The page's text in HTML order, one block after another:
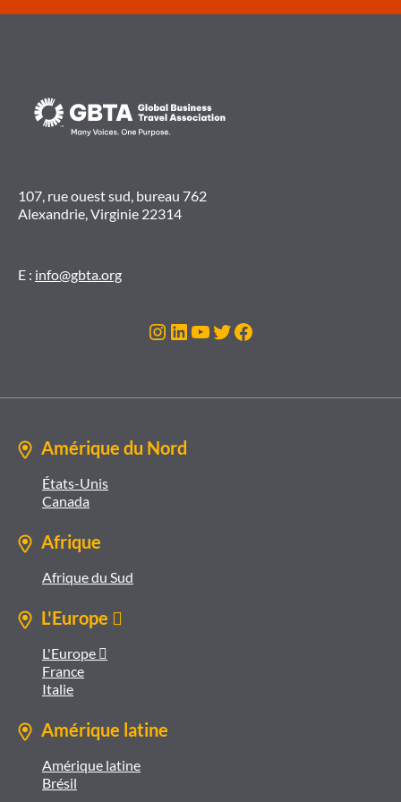
107, rue ouest sud, bureau 762
Alexandrie, Virginie 22314
E : info@gbta.org
Instagram
LinkedIn
YouTube
Twitter
Facebook
Amérique du Nord
États-Unis
Canada
Afrique
Afrique du Sud
L'Europe 
L'Europe 
France
Italie
Amérique latine
Amérique latine
Brésil